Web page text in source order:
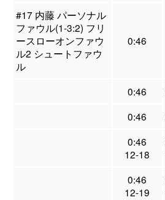
#17 内藤 パーソナル
ファウル(1-3:2) フリ
ースローオンファウ
ル2 シュートファウ
ル
0:46
0:46
0:46
0:46
12-18
0:46
12-19